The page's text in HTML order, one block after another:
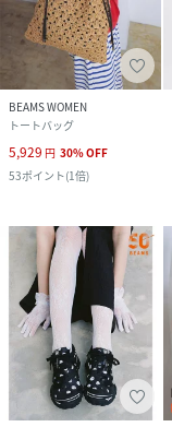
BEAMS WOMEN
トートバッグ
5,929 円 30%OFF
53ポイント(1倍)